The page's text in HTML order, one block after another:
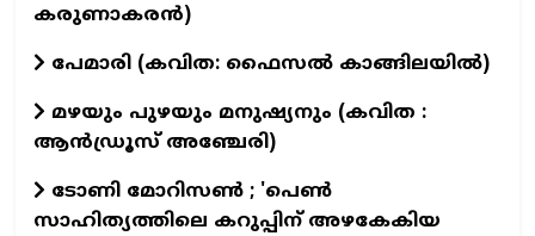
കരുണാകരൻ)
പേമാരി (കവിത: ഫൈസല്‍ കാങ്ങിലയില്‍)
മഴയും പുഴയും മനുഷ്യനും (കവിത :
ആൻഡ്രൂസ് അഞ്ചേരി)
ടോണി മോറിസൺ ; 'പെൺ
സാഹിത്യത്തിലെ കറുപ്പിന് അഴകേകിയ